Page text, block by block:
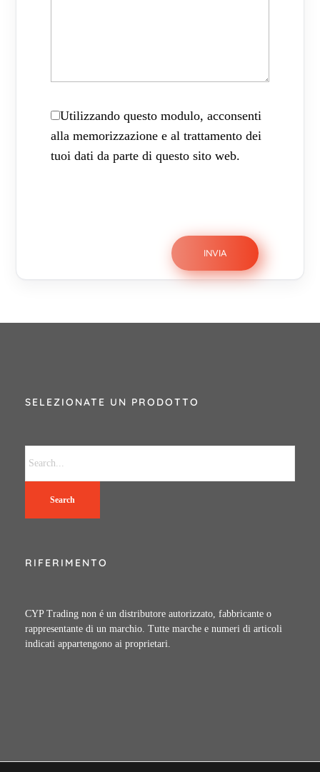
Utilizzando questo modulo, acconsenti
alla memorizzazione e al trattamento dei
tuoi dati da parte di questo sito web.
SELEZIONATE UN PRODOTTO
Search
RIFERIMENTO
CYP Trading non é un distributore autorizzato, fabbricante o
rappresentante di un marchio. Tutte marche e numeri di articoli
indicati appartengono ai proprietari.